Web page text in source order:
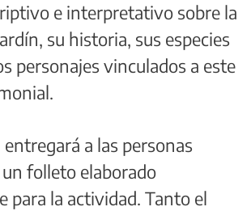
e interpretativo sobre la
su historia, sus especies
personajes vinculados a este
a las personas
folleto elaborado
para la actividad. Tanto el